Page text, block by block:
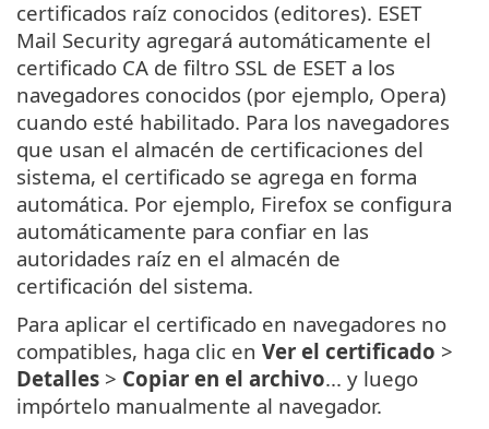
certificados raíz conocidos (editores). ESET
Mail Security agregará automáticamente el
certificado CA de filtro SSL de ESET a los
navegadores conocidos (por ejemplo, Opera)
cuando esté habilitado. Para los navegadores
que usan el almacén de certificaciones del
sistema, el certificado se agrega en forma
automática. Por ejemplo, Firefox se configura
automáticamente para confiar en las
autoridades raíz en el almacén de
certificación del sistema.
Para aplicar el certificado en navegadores no
compatibles, haga clic en Ver el certificado >
Detalles > Copiar en el archivo... y luego
impórtelo manualmente al navegador.